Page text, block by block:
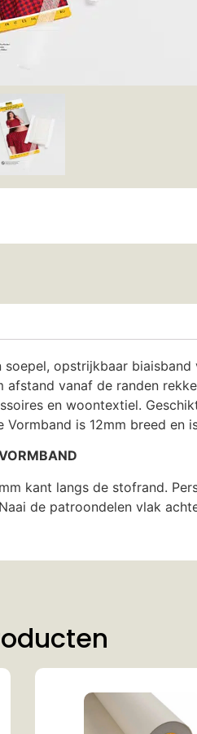
soepel, opstrijkbaar
vanaf de randen
en woontextiel.
Vormband is 12mm breed
kant langs de stofrand.
de patroondelen vlak